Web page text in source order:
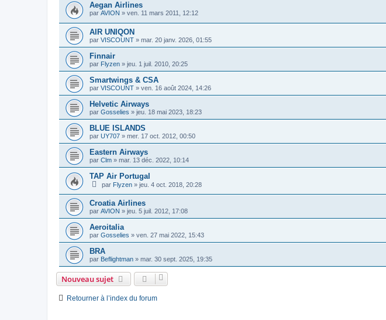
Aegan Airlines
par AVION » ven. 11 mars 2011, 12:12
AIR UNIQON
par VISCOUNT » mar. 20 janv. 2026, 01:55
Finnair
par Flyzen » jeu. 1 juil. 2010, 20:25
Smartwings & CSA
par VISCOUNT » ven. 16 août 2024, 14:26
Helvetic Airways
par Gosselies » jeu. 18 mai 2023, 18:23
BLUE ISLANDS
par UY707 » mer. 17 oct. 2012, 00:50
Eastern Airways
par Clm » mar. 13 déc. 2022, 10:14
TAP Air Portugal
par Flyzen » jeu. 4 oct. 2018, 20:28
Croatia Airlines
par AVION » jeu. 5 juil. 2012, 17:08
Aeroitalia
par Gosselies » ven. 27 mai 2022, 15:43
BRA
par Beflightman » mar. 30 sept. 2025, 19:35
Nouveau sujet
Retourner à l’index du forum